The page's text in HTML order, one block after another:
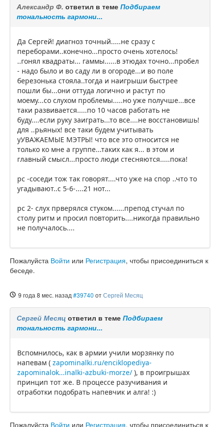
Александр Ф. ответил в теме Подбираем
тональность гармони...
Да Сергей! диагноз точный.....не сразу с
переборами..конечно...просто очень хотелось!
..гонял квадраты... гаммы......в этюдах точно...пробел
- надо было и во саду ли в огороде...и во поле
березонька стояла..тогда и наигрыши быстрее
пошли бы...они оттуда логично и растут по
моему...со слухом проблемы.....но уже получше...все
таки развивается.....по 10 часов работать не
буду....если руку заиграть...то все....не восстановишь!
для ..рьяных! все таки будем учитывать
уУВАЖАЕМЫЕ МЭТРЫ! что все это относится не
только ко мне а группе...таких как я... в этом и
главный смысл...просто люди стесняются.....пока!
рс -соседи тож так говорят....что уже на спор ..что то
угадывают..с 5-6-....21 нот...
рс 2- слух прверялся стуком......препод стучал по
столу ритм и просил повторить....никогда правильно
не получалось....
Пожалуйста Войти или Регистрация, чтобы присоединиться к
беседе.
9 года 8 мес. назад #39740 отСергей Месяц
Сергей Месяц ответил в теме Подбираем
тональность гармони...
Вспомнилось, как в армии учили морзянку по
напевам ( zapominalki.ru/enciklopediya-
zapominalok...inalki-azbuki-morze/ ), в проигрышах
принцип тот же. В процессе разучивания и
отработки подобрать напевчик и алга! :)
Пожалуйста Войти или Регистрация, чтобы присоединиться к